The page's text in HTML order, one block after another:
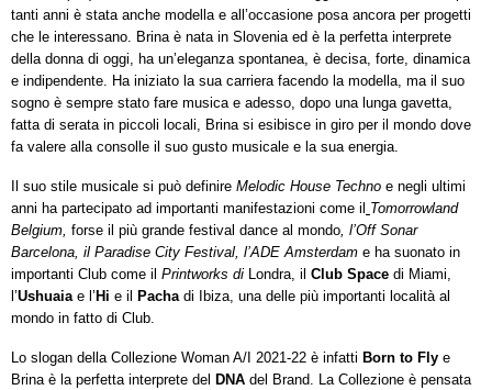
tanti anni è stata anche modella e all’occasione posa ancora per progetti
che le interessano. Brina è nata in Slovenia ed è la perfetta interprete
della donna di oggi, ha un’eleganza spontanea, è decisa, forte, dinamica
e indipendente. Ha iniziato la sua carriera facendo la modella, ma il suo
sogno è sempre stato fare musica e adesso, dopo una lunga gavetta,
fatta di serata in piccoli locali, Brina si esibisce in giro per il mondo dove
fa valere alla consolle il suo gusto musicale e la sua energia.
Il suo stile musicale si può definire Melodic House Techno e negli ultimi
anni ha partecipato ad importanti manifestazioni come il Tomorrowland
Belgium, forse il più grande festival dance al mondo, l’Off Sonar
Barcelona, il Paradise City Festival, l’ADE Amsterdam e ha suonato in
importanti Club come il Printworks di Londra, il Club Space di Miami,
l’Ushuaiae l’ Hi e il Pachadi Ibiza, una delle più importanti località al
mondo in fatto di Club.
Lo slogan della Collezione Woman A/I 2021-22 è infatti Born to Fly e
Brina è la perfetta interprete del DNA del Brand. La Collezione è pensata